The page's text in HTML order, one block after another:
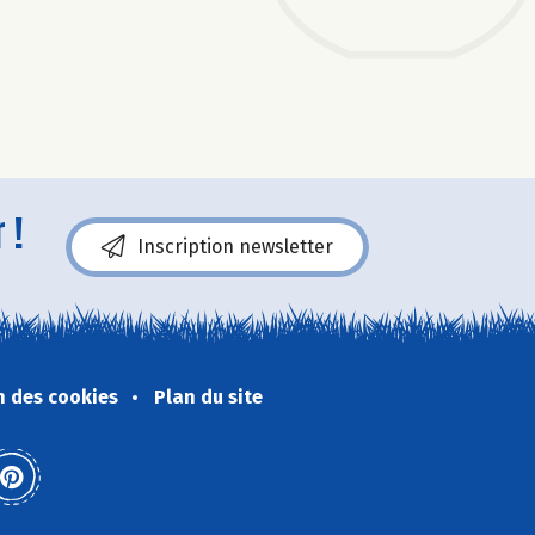
! Inscription newsletter
des cookies Plan du site